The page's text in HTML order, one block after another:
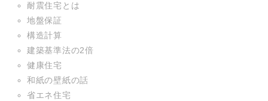
耐震住宅とは
地盤保証
構造計算
建築基準法の2倍
健康住宅
和紙の壁紙の話
省エネ住宅